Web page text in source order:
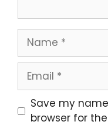
Name
Email
Website
Save my
browser for